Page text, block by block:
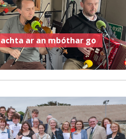
ar an mbóthar go